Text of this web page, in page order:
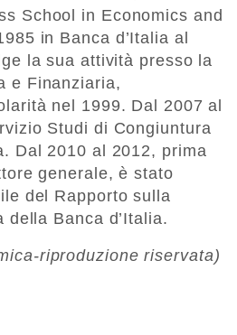
School in Economics and
in Banca d’Italia al
la sua attività presso la
e Finanziaria,
nel 1999. Dal 2007 al
Studi di Congiuntura
Dal 2010 al 2012, prima
generale, è stato
del Rapporto sulla
Banca d’Italia.
riproduzione riservata)